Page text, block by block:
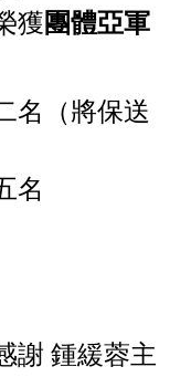
獲團體亞軍
名（將保送
名
謝 鍾緩蓉主